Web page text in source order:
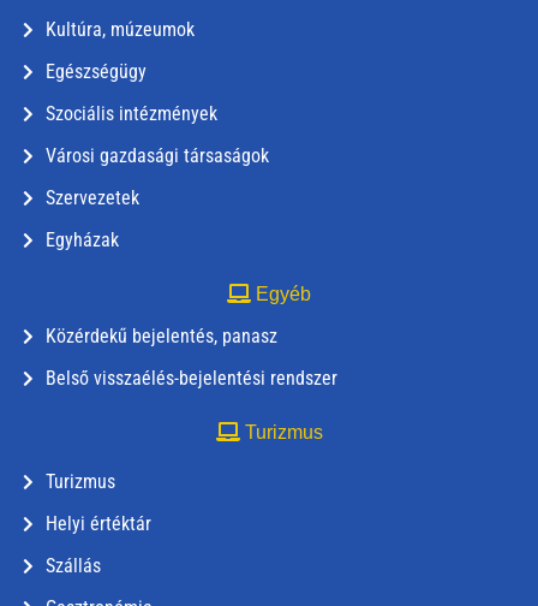
Kultúra, múzeumok
Egészségügy
Szociális intézmények
Városi gazdasági társaságok
Szervezetek
Egyházak
Egyéb
Közérdekű bejelentés, panasz
Belső visszaélés-bejelentési rendszer
Turizmus
Turizmus
Helyi értéktár
Szállás